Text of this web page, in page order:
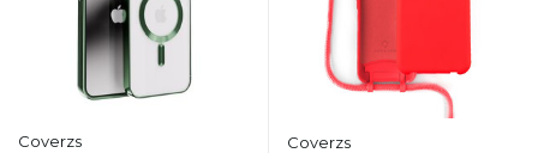
Coverzs Coverzs